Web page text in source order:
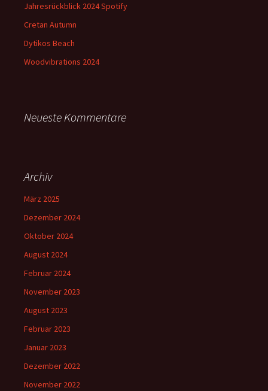
Jahresrückblick 2024 Spotify
Cretan Autumn
Dytikos Beach
Woodvibrations 2024
Neueste Kommentare
Archiv
März 2025
Dezember 2024
Oktober 2024
August 2024
Februar 2024
November 2023
August 2023
Februar 2023
Januar 2023
Dezember 2022
November 2022